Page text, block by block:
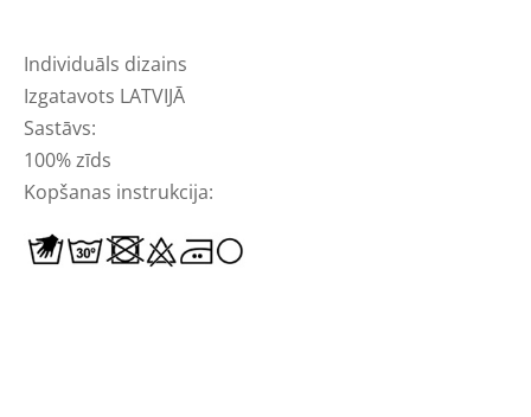
Individuāls dizains
Izgatavots LATVIJĀ
Sastāvs:
100% zīds
Kopšanas instrukcija: